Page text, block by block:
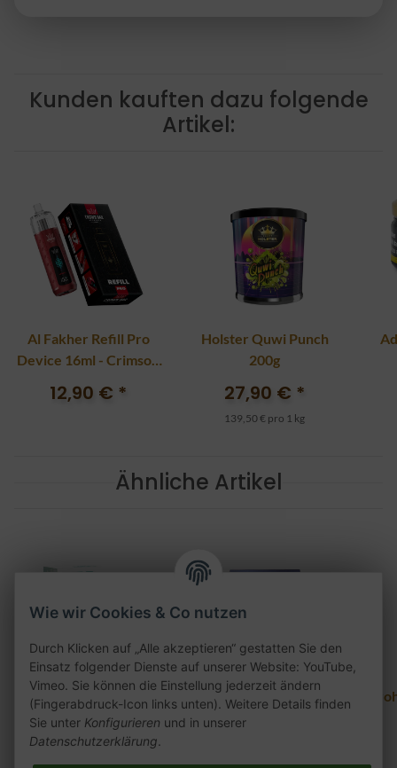
Kunden kauften dazu folgende
Artikel:
Al Fakher Refill Pro
Device 16ml - Crimson
12,90 € *
Holster Quwi Punch
200g
27,90 € *
139,50 € pro 1 kg
Ähnliche Artikel
HQD Juice Liquid -
Dark Grape Mint 18mg
8,90 €*
Magic Puff Pod 3er
Pack - Schwarzetraube
Wie wir Cookies & Co nutzen
Durch Klicken auf „Alle akzeptieren“ gestatten Sie den
Einsatz folgender Dienste auf unserer Website: YouTube,
Vimeo. Sie können die Einstellung jederzeit ändern
(Fingerabdruck-Icon links unten). Weitere Details finden
Sie unter Konfigurieren und in unserer
Datenschutzerklärung.